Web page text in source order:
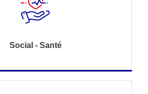
Social - Santé